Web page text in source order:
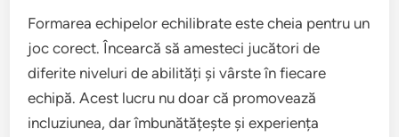
Formarea echipelor echilibrate este cheia pentru un
joc corect. Încearcă să amesteci jucători de
diferite niveluri de abilități și vârste în fiecare
echipă. Acest lucru nu doar că promovează
incluziunea, dar îmbunătățește și experiența